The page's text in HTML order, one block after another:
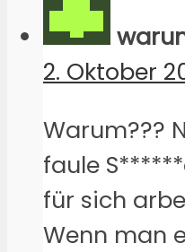
2. Oktober
Warum???
faule
für sich
Wenn man